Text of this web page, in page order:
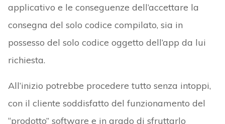
applicativo e le conseguenze dell’accettare la
consegna del solo codice compilato, sia in
possesso del solo codice oggetto dell’app da lui
richiesta.
All’inizio potrebbe procedere tutto senza intoppi,
con il cliente soddisfatto del funzionamento del
“prodotto” software e in grado di sfruttarlo